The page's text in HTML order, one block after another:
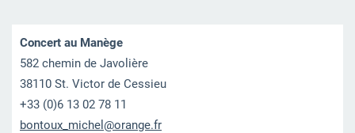
Concert au Manège
582 chemin de Javolière
38110 St. Victor de Cessieu
+33 (0)6 13 02 78 11
bontoux_ michel@orange.fr